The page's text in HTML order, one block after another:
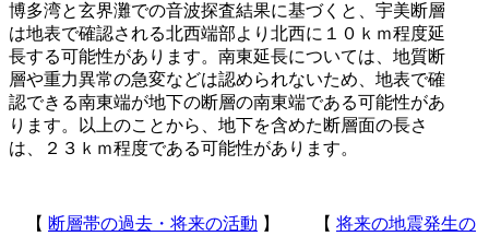
博多湾と玄界灘での音波探査結果に基づくと、宇美断層
は地表で確認される北西端部より北西に１０ｋｍ程度延
長する可能性があります。南東延長については、地質断
層や重力異常の急変などは認められないため、地表で確
認できる南東端が地下の断層の南東端である可能性があ
ります。以上のことから、地下を含めた断層面の長さ
は、２３ｋｍ程度である可能性があります。
【 断層帯の過去・将来の活動 】 【 将来の地震発生の